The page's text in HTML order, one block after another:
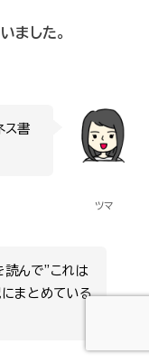
ました。
ツマ
ス書
読んで”これは
まとめている